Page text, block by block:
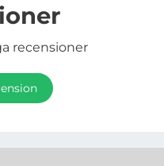
recensioner